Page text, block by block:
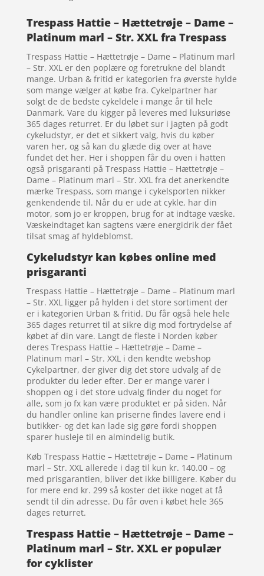
Trespass Hattie – Hættetrøje – Dame –
Platinum marl – Str. XXL fra Trespass
Trespass Hattie – Hættetrøje – Dame – Platinum marl
– Str. XXL er den poplære og foretrukne del blandt
mange. Urban & fritid er kategorien fra øverste hylde
som mange vælger at købe fra. Cykelpartner har
solgt de de bedste cykeldele i mange år til hele
Danmark. Vare du kigger på leveres med luksuriøse
365 dages returret. Er du løbet sur i jagten på godt
cykeludstyr, er det et sikkert valg, hvis du køber
varen her, og så kan du glæde dig over at have
fundet det her. Her i shoppen får du oven i hatten
også prisgaranti på Trespass Hattie – Hættetrøje –
Dame – Platinum marl – Str. XXL fra det anerkendte
mærke Trespass, som mange i cykelsporten nikker
genkendende til. Når du er ude at cykle, har din
motor, som jo er kroppen, brug for at indtage væske.
Væskeindtaget kan sagtens være energidrik der fået
tilsat smag af hyldeblomst.
Cykeludstyr kan købes online med
prisgaranti
Trespass Hattie – Hættetrøje – Dame – Platinum marl
– Str. XXL ligger på hylden i det store sortiment der
er i kategorien Urban & fritid. Du får også hele hele
365 dages returret til at sikre dig mod fortrydelse af
købet af din vare. Langt de fleste i Norden køber
deres Trespass Hattie – Hættetrøje – Dame –
Platinum marl – Str. XXL i den kendte webshop
Cykelpartner, der giver dig det store udvalg af de
produkter du leder efter. Der er mange varer i
shoppen og i det store udvalg finder du noget for
alle, som jo fx kan være produktet er på siden. Når
du handler online kan priserne findes lavere end i
butikker- og det kan lade sig gøre fordi shoppen
sparer husleje til en almindelig butik.
Køb Trespass Hattie – Hættetrøje – Dame – Platinum
marl – Str. XXL allerede i dag til kun kr. 140.00 – og
med prisgarantien, bliver det ikke billigere. Køber du
for mere end kr. 299 så koster det ikke noget at få
sendt til din adresse. Du får oven i købet hele 365
dages returret.
Trespass Hattie – Hættetrøje – Dame –
Platinum marl – Str. XXL er populær
for cyklister